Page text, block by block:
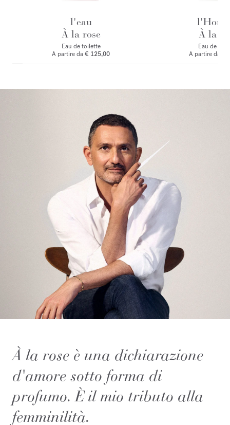
l'eau
À la rose
Eau de toilette
A partire da€ 125,00
À la
Eau de
A partire da
À la rose è una dichiarazione
d'amore sotto forma di
profumo. È il mio tributo alla
femminilità.